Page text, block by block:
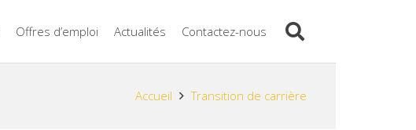
Offres d’emploi Actualités Contactez-nous
Accueil Transition de carrière